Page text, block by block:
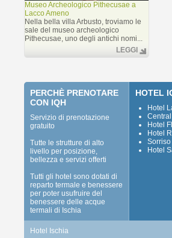
Museo Archeologico Pithecusae a
Lacco Ameno
Nella bella villa Arbusto, troviamo le
sale del museo archeologico
Pithecusae, uno degli antichi nomi...
LEGGI
PERCHÈ PRENOTARE
CON IQH
Servizio di prenotazione
gratuito
Tutte le strutture di alto
livello per posizione,
bellezza e servizi offerti
Tutti gli hotel sono dotati di
reparto termale e benessere
per poter usufruire del
benessere delle acque
termali di Ischia
HOTEL
Hotel
Hotel
Hotel
Sorriso
Hotel
Hotel Ischia